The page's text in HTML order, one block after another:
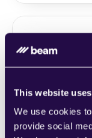
This website
We use cookies
provide social
1CRM
von